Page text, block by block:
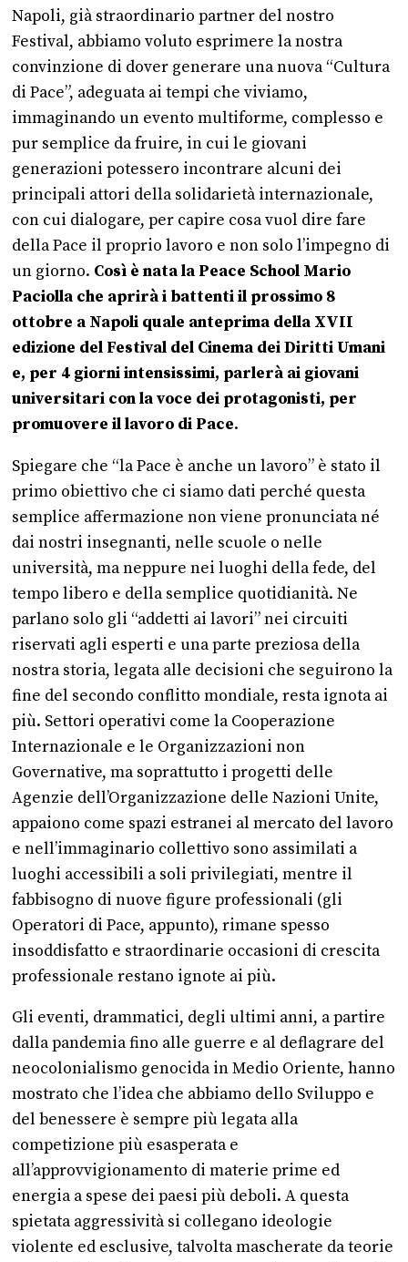
Napoli, già straordinario partner del nostro
Festival, abbiamo voluto esprimere la nostra
convinzione di dover generare una nuova “Cultura
di Pace”, adeguata ai tempi che viviamo,
immaginando un evento multiforme, complesso e
pur semplice da fruire, in cui le giovani
generazioni potessero incontrare alcuni dei
principali attori della solidarietà internazionale,
con cui dialogare, per capire cosa vuol dire fare
della Pace il proprio lavoro e non solo l’impegno di
un giorno. Così è nata la Peace School Mario
Paciolla che aprirà i battenti il prossimo 8
ottobre a Napoli quale anteprima della XVII
edizione del Festival del Cinema dei Diritti Umani
e, per 4 giorni intensissimi, parlerà ai giovani
universitari con la voce dei protagonisti, per
promuovere il lavoro di Pace.
Spiegare che “la Pace è anche un lavoro” è stato il
primo obiettivo che ci siamo dati perché questa
semplice affermazione non viene pronunciata né
dai nostri insegnanti, nelle scuole o nelle
università, ma neppure nei luoghi della fede, del
tempo libero e della semplice quotidianità. Ne
parlano solo gli “addetti ai lavori” nei circuiti
riservati agli esperti e una parte preziosa della
nostra storia, legata alle decisioni che seguirono la
fine del secondo conflitto mondiale, resta ignota ai
più. Settori operativi come la Cooperazione
Internazionale e le Organizzazioni non
Governative, ma soprattutto i progetti delle
Agenzie dell’Organizzazione delle Nazioni Unite,
appaiono come spazi estranei al mercato del lavoro
e nell’immaginario collettivo sono assimilati a
luoghi accessibili a soli privilegiati, mentre il
fabbisogno di nuove figure professionali (gli
Operatori di Pace, appunto), rimane spesso
insoddisfatto e straordinarie occasioni di crescita
professionale restano ignote ai più.
Gli eventi, drammatici, degli ultimi anni, a partire
dalla pandemia fino alle guerre e al deflagrare del
neocolonialismo genocida in Medio Oriente, hanno
mostrato che l’idea che abbiamo dello Sviluppo e
del benessere è sempre più legata alla
competizione più esasperata e
all’approvvigionamento di materie prime ed
energia a spese dei paesi più deboli. A questa
spietata aggressività si collegano ideologie
violente ed esclusive, talvolta mascherate da teorie